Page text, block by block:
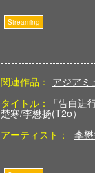
関連作品： アジアミ
タイトル：
「告白进
楚寒/李懋扬(T2o）
アーティスト：
李